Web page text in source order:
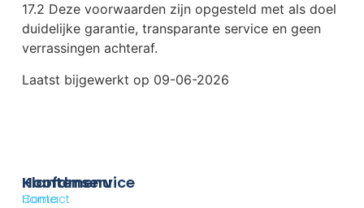
17.2 Deze voorwaarden zijn opgesteld met als doel
duidelijke garantie, transparante service en geen
verrassingen achteraf.
Laatst bijgewerkt op 09-06-2026
Klantenservice
Contact
Hoofdmenu
Home